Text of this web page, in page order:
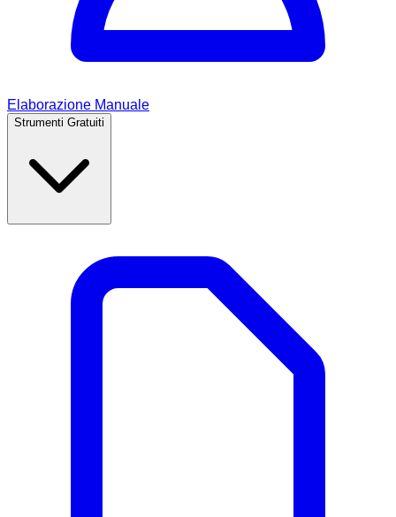
Elaborazione Manuale
Strumenti Gratuiti